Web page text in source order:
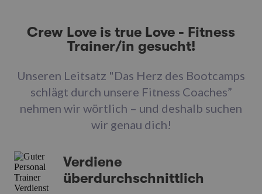
Crew Love is true Love - Fitness
Trainer/in gesucht!
Unseren Leitsatz "Das Herz des Bootcamps
schlägt durch unsere Fitness Coaches”
nehmen wir wörtlich – und deshalb suchen
wir genau dich!
Verdiene
überdurchschnittlich